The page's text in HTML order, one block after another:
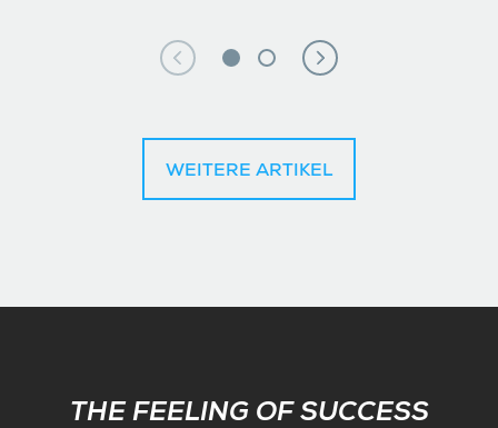
WEITERE ARTIKEL
Subscribe
THE FEELING OF SUCCESS